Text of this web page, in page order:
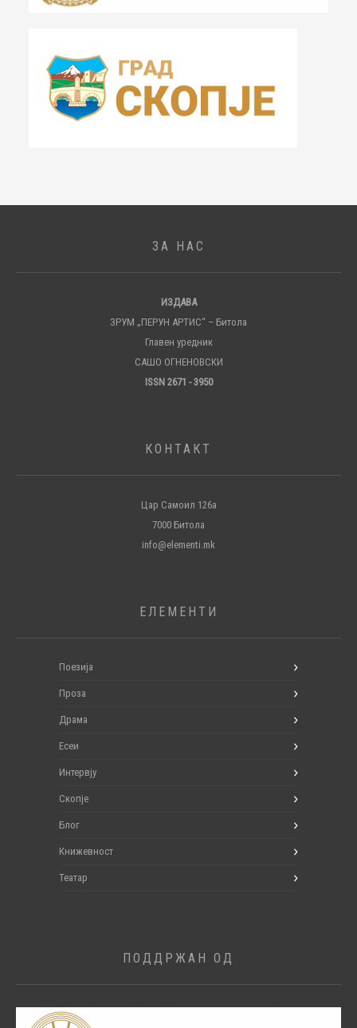
ЗА НАС
ИЗДАВА
ЗРУМ „ПЕРУН АРТИС“ – Битола
Главен уредник
САШО ОГНЕНОВСКИ
ISSN 2671 - 3950
КОНТАКТ
Цар Самоил 126а
7000 Битола
info@elementi.mk
ЕЛЕМЕНТИ
Поезија
Проза
Драма
Есеи
Интервју
Скопје
Блог
Книжевност
Театар
ПОДДРЖАН ОД